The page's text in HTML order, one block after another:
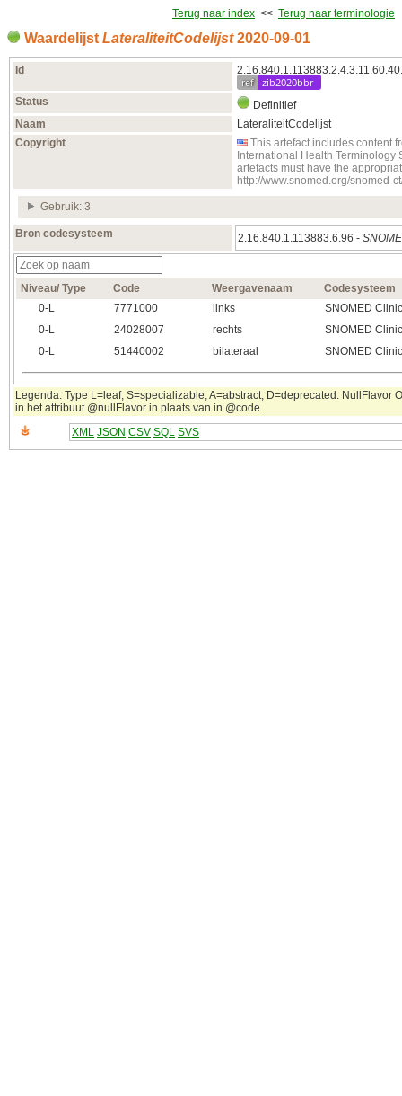
Terug naar index << Terug naar terminologie
Waardelijst LateraliteitCodelijst2020‑09‑01
Id
ref zib2020bbr-
Status
Definitief
Naam
LateraliteitCodelijst
Copyright
This artefact includes content
International Health
artefacts must have the
http://www.snomed.org/snomed-
Gebruik: 3
Bron codesysteem 2.16.840.1.113883.6.96 -
Niveau/ Type Code Weergavenaam
Codesysteem
0‑L
7771000 links
SNOMED
0‑L
24028007 rechts
SNOMED
0‑L
51440002 bilateraal SNOMED
Legenda: Type L=leaf, S=specializable, A=abstract, D=deprecated.
in het attribuut @nullFlavor in plaats van in @code.
XML JSON CSV SQL SVS